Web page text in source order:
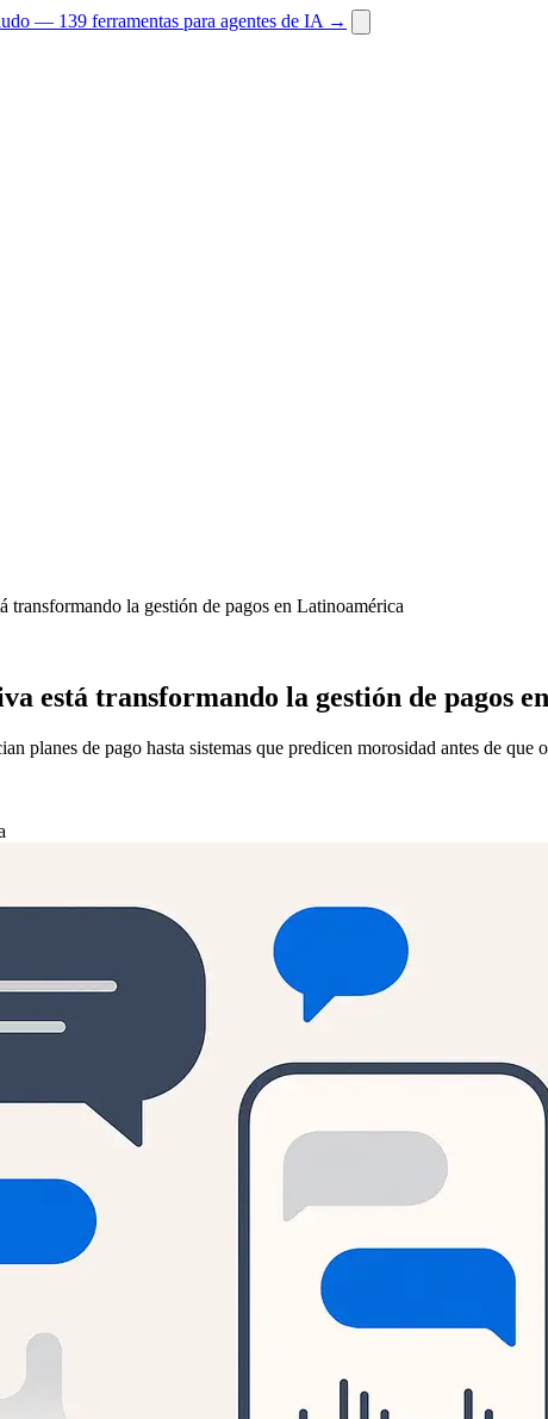
— 139 ferramentas para agentes de IA →
transformando la gestión de pagos en Latinoamérica
está transformando la gestión de pagos
planes de pago hasta sistemas que predicen morosidad antes de